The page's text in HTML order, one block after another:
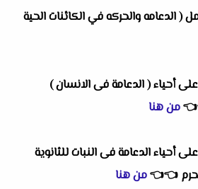
( الدعامه والحركه في الكائنات الحية
أحياء ( الدعامة فى الانسان )
👈من هنا
أحياء الدعامة فى النبات للثانوية
👈
👈من هنا